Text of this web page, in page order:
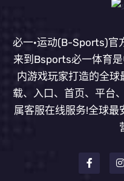
必一·运动(B-Sports)官
来到Bsports必一体育
内游戏玩家打造的全球
载、入口、首页、平台
属客服在线服务!全球最